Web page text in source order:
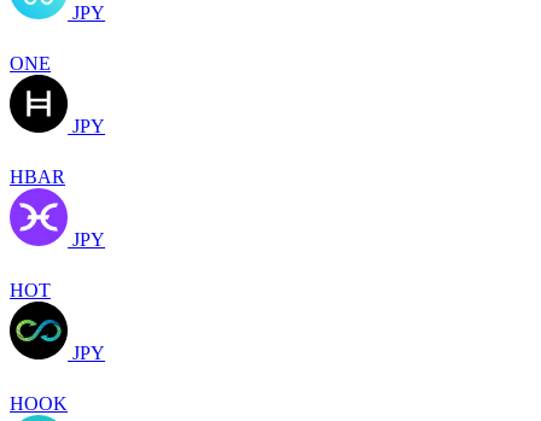
JPY
ONE
JPY
HBAR
JPY
HOT
JPY
HOOK